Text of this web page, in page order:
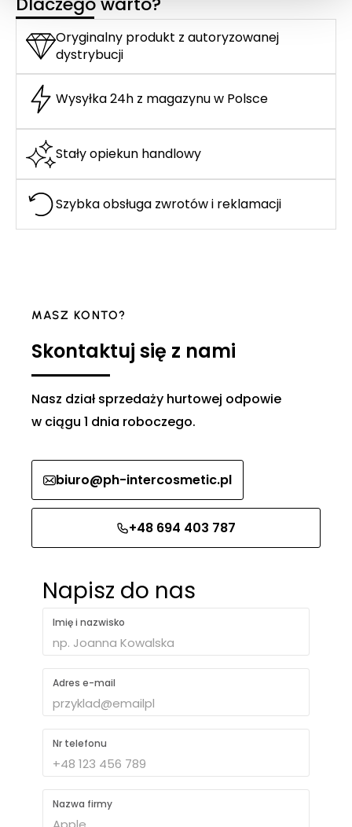
Oryginalny produkt z autoryzowanej
dystrybucji
Wysyłka 24h z magazynu w Polsce
Stały opiekun handlowy
Szybka obsługa zwrotów i reklamacji
MASZ KONTO?
Skontaktuj się z nami
Nasz dział sprzedaży hurtowej odpowie
w ciągu 1 dnia roboczego.
biuro@ph-intercosmetic.pl
+48 694 403 787
Napisz do nas
Imię i nazwisko
Adres e-mail
Nr telefonu
Nazwa firmy